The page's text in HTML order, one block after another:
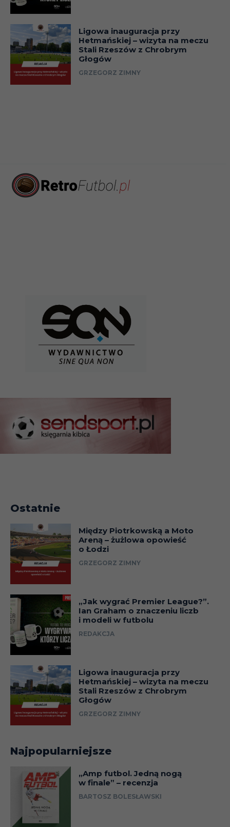
Ligowa inauguracja przy
Hetmańskiej – wizyta na meczu
Stali Rzeszów z Chrobrym
Głogów
GRZEGORZ ZIMNY
Ostatnie
Między Piotrkowską a Moto
Areną – żużlowa opowieść
o Łodzi
GRZEGORZ ZIMNY
„Jak wygrać Premier League?”.
Ian Graham o znaczeniu liczb
i modeli w futbolu
REDAKCJA
Ligowa inauguracja przy
Hetmańskiej – wizyta na meczu
Stali Rzeszów z Chrobrym
Głogów
GRZEGORZ ZIMNY
Najpopularniejsze
„Amp futbol. Jedną nogą
w finale” – recenzja
BARTOSZ BOLESŁAWSKI